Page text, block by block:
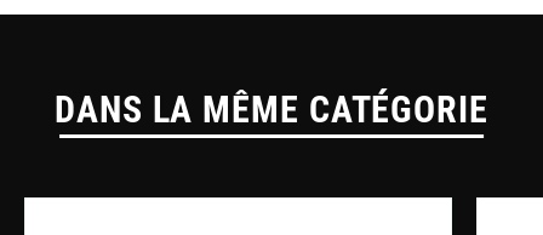
DANS LA MÊME CATÉGORIE